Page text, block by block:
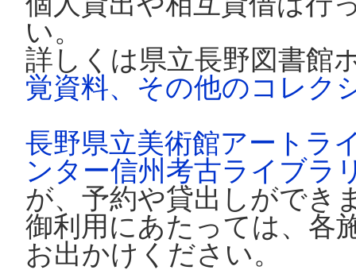
い。
詳しくは県立長野図書館
覚資料、その他のコレク
長野県立美術館アートラ
ンター信州考古ライブラ
が、予約や貸出しができ
御利用にあたっては、各
お出かけください。